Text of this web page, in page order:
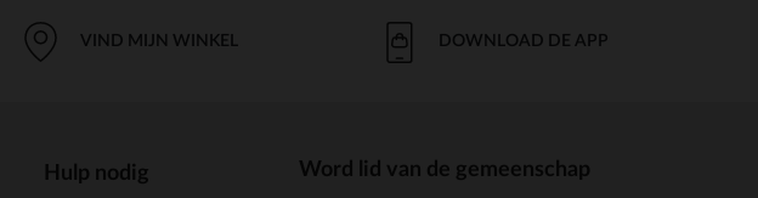
VIND MIJN WINKEL DOWNLOAD DE APP
Hulp nodig Word lid van de gemeenschap